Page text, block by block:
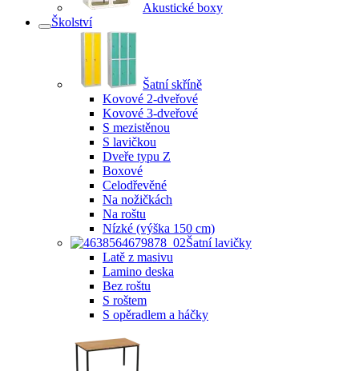
Akustické boxy
Školství
Šatní skříně
Kovové 2-dveřové
Kovové 3-dveřové
S mezistěnou
S lavičkou
Dveře typu Z
Boxové
Celodřevěné
Na nožičkách
Na roštu
Nízké (výška 150 cm)
Šatní lavičky
Latě z masivu
Lamino deska
Bez roštu
S roštem
S opěradlem a háčky